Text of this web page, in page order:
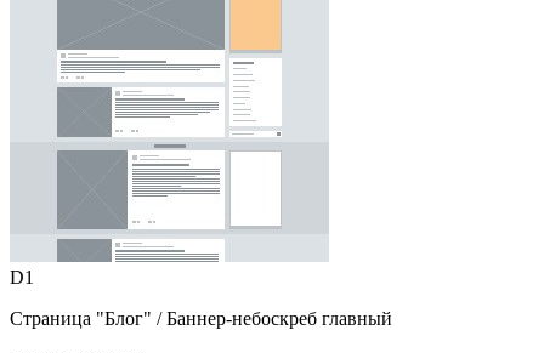
D1
Страница "Блог" / Баннер-небоскреб главный